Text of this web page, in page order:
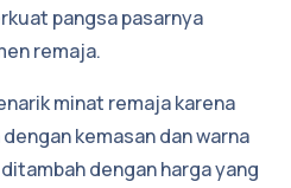
pangsa pasarnya
remaja.
minat remaja karena
kemasan dan warna
dengan harga yang